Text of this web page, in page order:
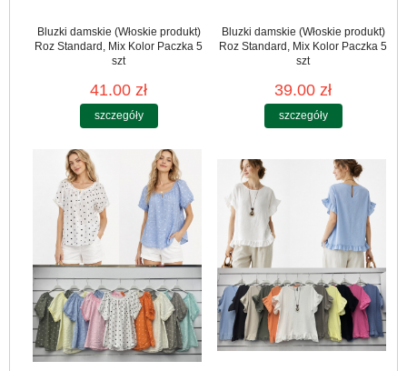
Bluzki damskie (Włoskie produkt)
Roz Standard, Mix Kolor Paczka 5
szt
41.00 zł
szczegóły
Bluzki damskie (Włoskie produkt)
Roz Standard, Mix Kolor Paczka 5
szt
39.00 zł
szczegóły